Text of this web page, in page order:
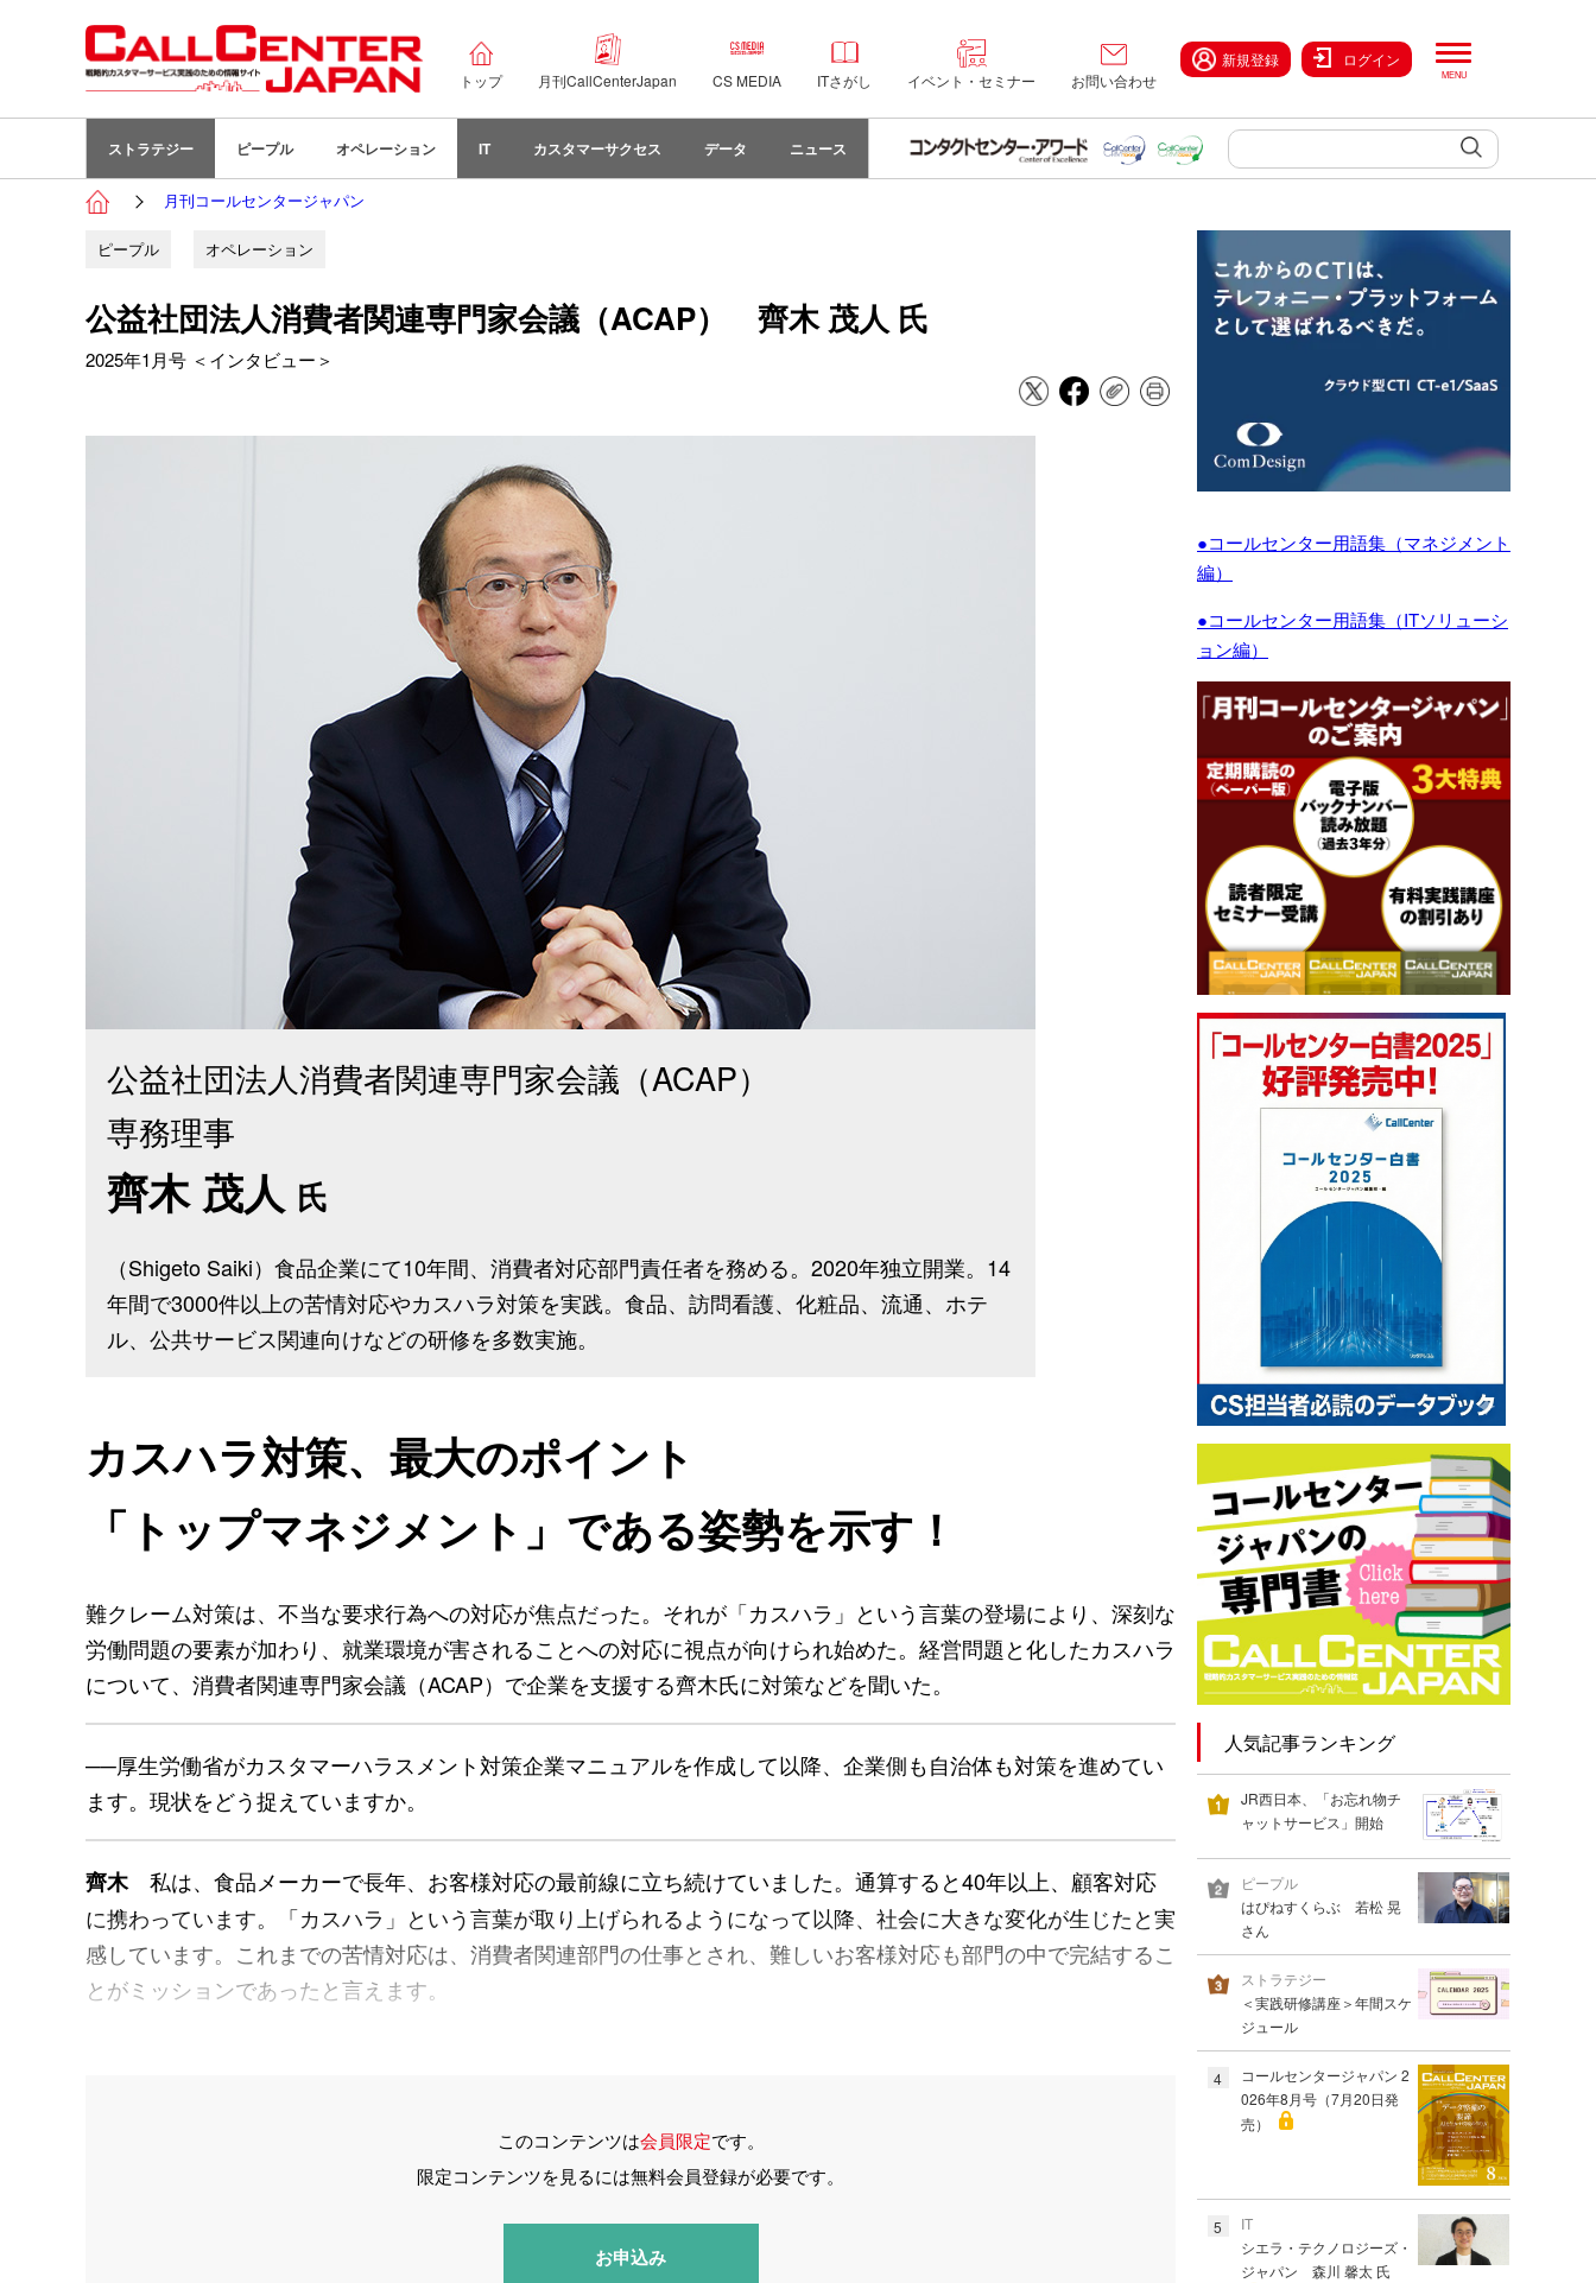
トップ 月刊CallCenterJapan CS MEDIA ITさがし イベント・セミナー お問い合わせ
新規登録 ログイン
ストラテジー ピープル オペレーション IT カスタマーサクセス データ ニュース
月刊コールセンタージャパン
ピープル オペレーション
公益社団法人消費者関連専門家会議（ACAP） 齊木 茂人 氏
2025年1月号 ＜インタビュー＞
公益社団法人消費者関連専門家会議（ACAP）
専務理事
齊木 茂人 氏
（Shigeto Saiki）食品企業にて10年間、消費者対応部門責任者を務める。2020年独立開業。14
年間で3000件以上の苦情対応やカスハラ対策を実践。食品、訪問看護、化粧品、流通、ホテ
ル、公共サービス関連向けなどの研修を多数実施。
カスハラ対策、最大のポイント
「トップマネジメント」である姿勢を示す！
難クレーム対策は、不当な要求行為への対応が焦点だった。それが「カスハラ」という言葉の登場により、深刻な
労働問題の要素が加わり、就業環境が害されることへの対応に視点が向けられ始めた。経営問題と化したカスハラ
について、消費者関連専門家会議（ACAP）で企業を支援する齊木氏に対策などを聞いた。
──厚生労働省がカスタマーハラスメント対策企業マニュアルを作成して以降、企業側も自治体も対策を進めてい
ます。現状をどう捉えていますか。
齊木私は、食品メーカーで長年、お客様対応の最前線に立ち続けていました。通算すると40年以上、顧客対応
に携わっています。「カスハラ」という言葉が取り上げられるようになって以降、社会に大きな変化が生じたと実
感しています。これまでの苦情対応は、消費者関連部門の仕事とされ、難しいお客様対応も部門の中で完結するこ
とがミッションであったと言えます。
このコンテンツは会員限定です。
限定コンテンツを見るには無料会員登録が必要です。
お申込み
●コールセンター用語集（マネジメント
編）
●コールセンター用語集（ITソリューシ
ョン編）
人気記事ランキング
JR西日本、「お忘れ物チ
ャットサービス」開始
ピープル
はぴねすくらぶ 若松 晃
さん
ストラテジー
＜実践研修講座＞年間スケ
ジュール
4
コールセンタージャパン 2
026年8月号（7月20日発
売）
5
IT
シエラ・テクノロジーズ・
ジャパン 森川 馨太 氏